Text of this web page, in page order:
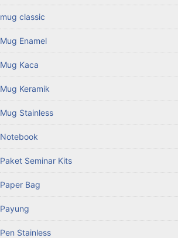
mug classic
Mug Enamel
Mug Kaca
Mug Keramik
Mug Stainless
Notebook
Paket Seminar Kits
Paper Bag
Payung
Pen Stainless